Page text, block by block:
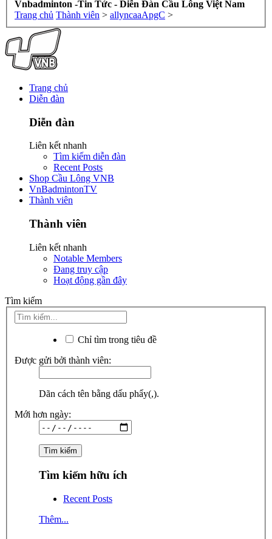
Vnbadminton -Tin Tức - Diễn Đàn Cầu Lông Việt Nam
Trang chủ Thành viên > allyncaaApgC >
Trang chủ
Diễn đàn
Diễn đàn
Liên kết nhanh
Tìm kiếm diễn đàn
Recent Posts
Shop Cầu Lông VNB
VnBadmintonTV
Thành viên
Thành viên
Liên kết nhanh
Notable Members
Đang truy cập
Hoạt động gần đây
Tìm kiếm
Chỉ tìm trong tiêu đề
Được gửi bởi thành viên:
Dãn cách tên bằng dấu phẩy(,).
Mới hơn ngày:
Tìm kiếm hữu ích
Recent Posts
Thêm...